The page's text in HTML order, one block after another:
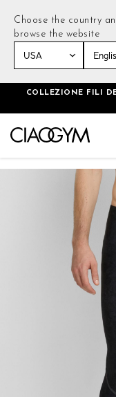
Choose the country
browse the website
COLLEZIONE FILI